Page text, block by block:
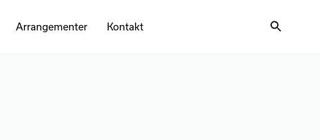
Arrangementer Kontakt